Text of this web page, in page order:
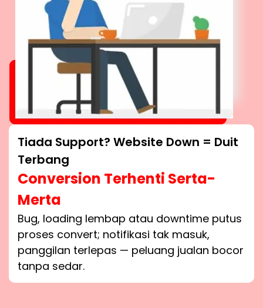
Tiada Support? Website Down = Duit
Terbang
Conversion Terhenti Serta-
Merta
Bug, loading lembap atau downtime putus
proses convert; notifikasi tak masuk,
panggilan terlepas — peluang jualan bocor
tanpa sedar.